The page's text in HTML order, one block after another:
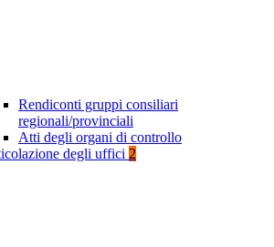
Rendiconti gruppi consiliari
regionali/provinciali
Atti degli organi di controllo
degli uffici 2